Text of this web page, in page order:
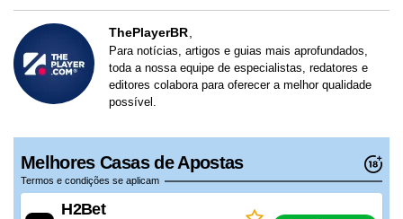
ThePlayerBR
Para notícias, artigos e guias mais aprofundados,
toda a nossa equipe de especialistas, redatores e
editores colabora para oferecer a melhor qualidade
possível.
Melhores Casas de Apostas
Termos e condições se aplicam
H2Bet